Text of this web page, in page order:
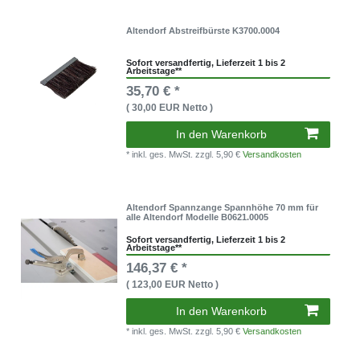
Altendorf Abstreifbürste K3700.0004
Sofort versandfertig, Lieferzeit 1 bis 2
Arbeitstage**
35,70 € *
( 30,00 EUR Netto )
In den Warenkorb
* inkl. ges. MwSt.zzgl. 5,90 €Versandkosten
Altendorf Spannzange Spannhöhe 70 mm für
alle Altendorf Modelle B0621.0005
Sofort versandfertig, Lieferzeit 1 bis 2
Arbeitstage**
146,37 € *
( 123,00 EUR Netto )
In den Warenkorb
* inkl. ges. MwSt.zzgl. 5,90 €Versandkosten